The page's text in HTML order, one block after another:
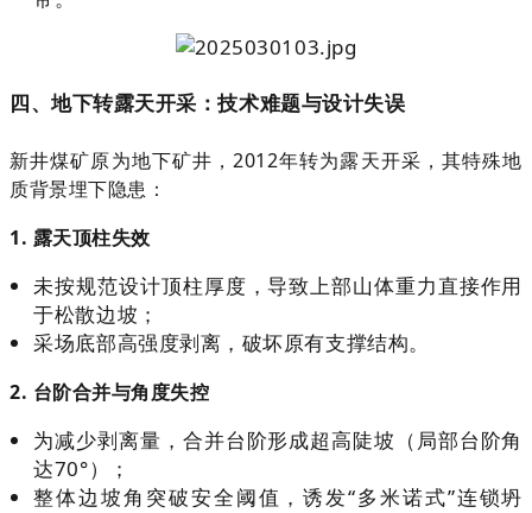
四、地下转露天开采：技术难题与设计失误
新井煤矿原为地下矿井，2012年转为露天开采，其特殊地
质背景埋下隐患：
1. 露天顶柱失效
未按规范设计顶柱厚度，导致上部山体重力直接作用
于松散边坡；
采场底部高强度剥离，破坏原有支撑结构。
2. 台阶合并与角度失控
为减少剥离量，合并台阶形成超高陡坡（局部台阶角
达70°）；
整体边坡角突破安全阈值，诱发“多米诺式”连锁坍